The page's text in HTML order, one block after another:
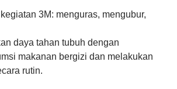
3M: menguras, mengubur,
daya tahan tubuh dengan
makanan bergizi dan melakukan
rutin.